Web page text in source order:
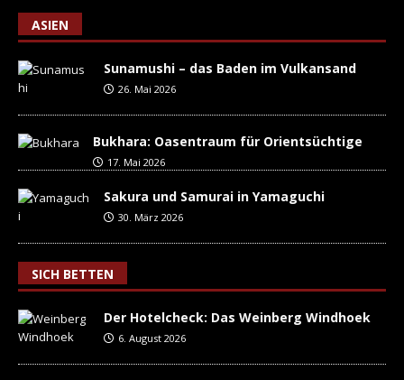
ASIEN
Sunamushi – das Baden im Vulkansand
26. Mai 2026
Bukhara: Oasentraum für Orientsüchtige
17. Mai 2026
Sakura und Samurai in Yamaguchi
30. März 2026
SICH BETTEN
Der Hotelcheck: Das Weinberg Windhoek
6. August 2026